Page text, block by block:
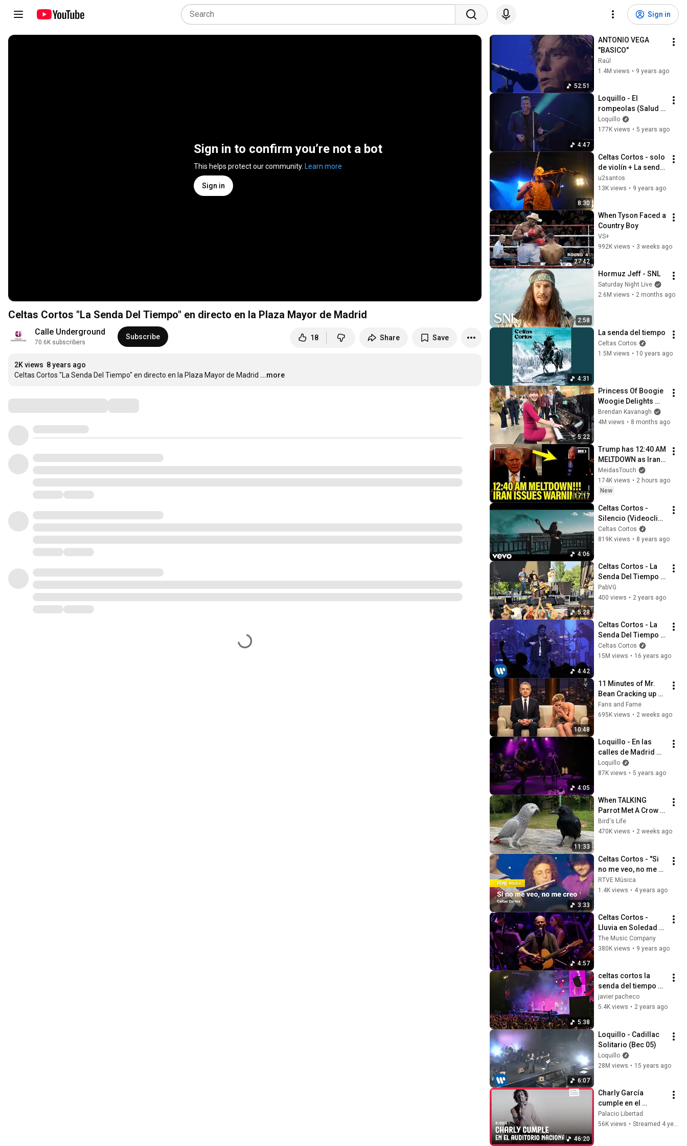
Sign in
Sign in to confirm you’re not a bot
This helps protect our community. Learn more
Sign in
Celtas Cortos "La Senda Del Tiempo" en directo en la Plaza Mayor de Madrid
Calle Underground
70.6K subscribers
Subscribe 18 Share Save
2K views 8 years ago
Celtas Cortos "La Senda Del Tiempo" en directo en la Plaza Mayor de Madrid ...more
52:51
ANTONIO VEGA
"BASICO"
Raúl
1.4M views • 9 years ago
4:47
Loquillo - El
rompeolas (Salud y
Rock and Roll-Las
Ventas)
Loquillo
177K views • 5 years ago
8:30
Celtas Cortos - solo
de violín + La senda
del tiempo - 2017-
04-20 Madrid (Joy
u2santos
13K views • 9 years ago
27:42
When Tyson Faced a
Country Boy
VS+
992K views • 3 weeks ago
2:58
Hormuz Jeff - SNL
Saturday Night Live
2.6M views • 2 months ago
4:31
La senda del tiempo
Celtas Cortos
1.5M views • 10 years ago
5:22
Princess Of Boogie
Woogie Delights
Everyone
Brendan Kavanagh
4M views • 8 months ago
17:17
Trump has 12:40 AM
MELTDOWN as Iran
ISSUES WARNING!!
MeidasTouch
174K views • 2 hours ago
New
4:06
Celtas Cortos -
Silencio (Videoclip
Oficial)
Celtas Cortos
819K views • 8 years ago
5:28
Celtas Cortos - La
Senda Del Tiempo -
Valladolid 2024
PabVG
400 views • 2 years ago
4:42
Celtas Cortos - La
Senda Del Tiempo -
Video directo
Celtas Cortos
15M views • 16 years ago
10:48
11 Minutes of Mr.
Bean Cracking up
Celebrities
Fans and Fame
695K views • 2 weeks ago
4:05
Loquillo - En las
calles de Madrid
(Salud y Rock and
Roll-Las Ventas)
Loquillo
87K views • 5 years ago
11:33
When TALKING
Parrot Met A Crow
😂 Hilarious Birds
Video
Bird's Life
470K views • 2 weeks ago
3:33
Celtas Cortos - "Si
no me veo, no me
creo" (No te lo
pierdas 1991)
RTVE Música
1.4K views • 4 years ago
4:57
Celtas Cortos -
Lluvia en Soledad -
(In Crescendo -
Directo con la
The Music Company
380K views • 9 years ago
5:38
celtas cortos la
senda del tiempo 20
de abril de 2024
palacio vistalege
javier pacheco
5.4K views • 2 years ago
6:07
Loquillo - Cadillac
Solitario (Bec 05)
Loquillo
28M views • 15 years ago
46:20
Charly García
cumple en el
Auditorio Nacional |
Bloque 1
Palacio Libertad
56K views • Streamed 4 years ago